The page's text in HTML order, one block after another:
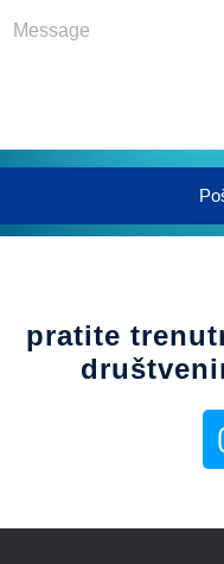
pratite